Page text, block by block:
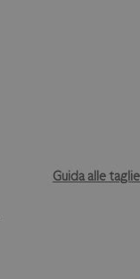
Guida alle taglie